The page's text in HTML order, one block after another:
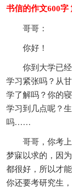
书信的作文600字
哥哥：
你好！
你到大学已
学习紧张吗？从
学了解吗？你的
学习到几点呢？
吗……
哥哥，你考
梦寐以求的，因
都很好，所以才
你还要考研究生